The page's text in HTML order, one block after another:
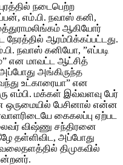
நடைபெற்ற
எம்.பி. நவாஸ் கனி,
ஆகியோர்
நேரத்தில் ஆரம்பிக்கப்பட்டது.
நவாஸ் கனியோ, ”எப்படி
என மாவட்ட ஆட்சித்
அங்கிருந்த
உட்காரையா” என
எம்பி. மக்கள் இவ்வளவு பேர்
ஒருமையில் பேசினால் என்ன
கைகலப்பு ஏற்பட
விஷ்ணு சந்திரனை
தள்ளிவிட, அப்போது
திமுகவில்